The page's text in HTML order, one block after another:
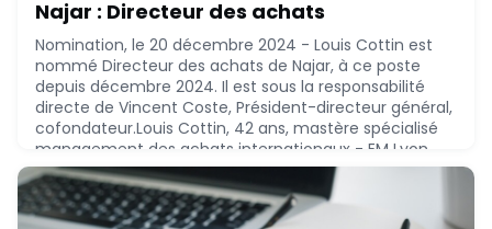
Najar : Directeur des achats
Nomination, le 20 décembre 2024 - Louis Cottin est
nommé Directeur des achats de Najar, à ce poste
depuis décembre 2024. Il est sous la responsabilité
directe de Vincent Coste, Président-directeur général,
cofondateur.Louis Cottin, 42 ans, mastère spécialisé
management des achats internationaux - EM Lyon
Business School (2008), mastère European business -
IAE Lyon (2006), a réalisé le parcours sui
December 20, 2024